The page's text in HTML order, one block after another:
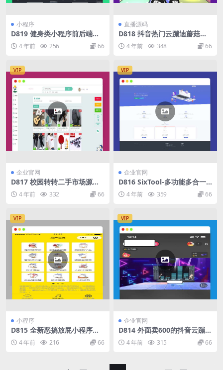
小程序
D819 健身类小程序前后端源
码 4 年前 256 66
直播源码
D818 抖音热门云蹦迪蘑菇头
蹦迪源码,直播打赏类项目源码
4 年前 348 66
VIP
企业官网
D817 校园转转二手市场源码/
Java二手交易市场整站源码
4 年前 332 66
VIP
企业官网
D816 SixTool-多功能多合一
代挂助手源码
4 年前 359 66
VIP
小程序
D815 全新恶搞放屁小程序源
码 4 年前 216 66
VIP
企业官网
D814 外面卖600的抖音云蹦迪
源码直播间项目，靠直播打赏
收益的风口项目分享给大家
4 年前 315 66